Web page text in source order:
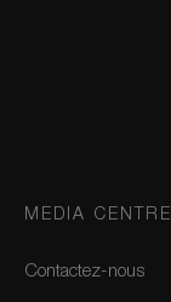
MEDIA CENTRE
Contactez-nous